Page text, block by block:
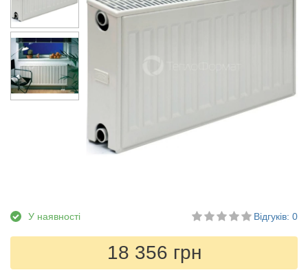
У наявності Відгуків: 0
18 356 грн